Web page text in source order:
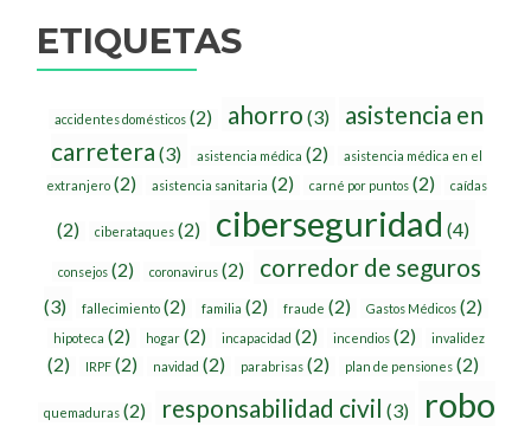
ETIQUETAS
accidentes domésticos (2) ahorro (3)
asistencia en
carretera (3) asistencia médica (2)
asistencia médica en el
extranjero(2) asistencia sanitaria (2) carné por puntos(2) caídas
(2) ciberataques (2) ciberseguridad (4)
consejos(2) coronavirus(2) corredor de seguros
(3) fallecimiento (2) familia (2) fraude (2) Gastos Médicos (2)
hipoteca (2) hogar (2) incapacidad (2) incendios (2) invalidez
(2) IRPF (2) navidad (2) parabrisas (2) plan de pensiones (2)
quemaduras(2) responsabilidad civil (3) robo